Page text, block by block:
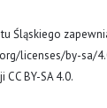
Śląskiego
licenses/by-sa/
BY-SA 4.0.